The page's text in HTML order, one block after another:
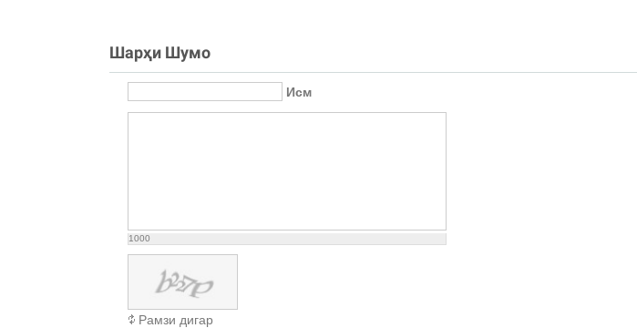
Шарҳи Шумо
Исм
1000
Рамзи дигар